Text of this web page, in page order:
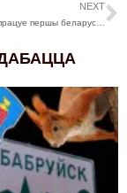
NEXT
У хуткім часе запрацуе першы беларускі маркетплэйс «Kamaroŭka». І прыдумаў яго бабруец